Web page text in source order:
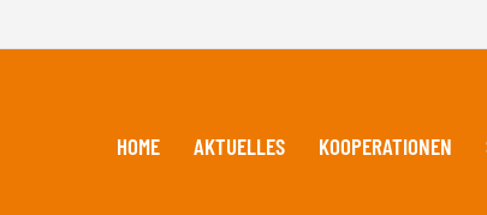
HOME AKTUELLES KOOPERATIONEN